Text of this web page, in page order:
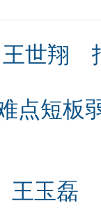
世翔
短板
玉磊